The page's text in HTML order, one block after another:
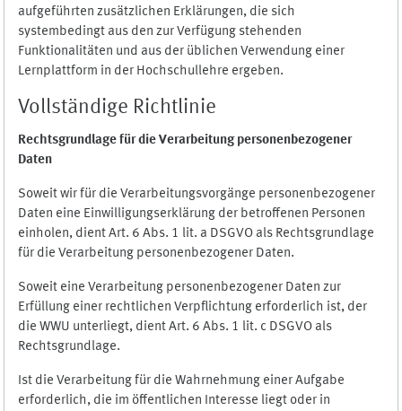
aufgeführten zusätzlichen Erklärungen, die sich
systembedingt aus den zur Verfügung stehenden
Funktionalitäten und aus der üblichen Verwendung einer
Lernplattform in der Hochschullehre ergeben.
Vollständige Richtlinie
Rechtsgrundlage für die Verarbeitung personenbezogener
Daten
Soweit wir für die Verarbeitungsvorgänge personenbezogener
Daten eine Einwilligungserklärung der betroffenen Personen
einholen, dient Art. 6 Abs. 1 lit. a DSGVO als Rechtsgrundlage
für die Verarbeitung personenbezogener Daten.
Soweit eine Verarbeitung personenbezogener Daten zur
Erfüllung einer rechtlichen Verpflichtung erforderlich ist, der
die WWU unterliegt, dient Art. 6 Abs. 1 lit. c DSGVO als
Rechtsgrundlage.
Ist die Verarbeitung für die Wahrnehmung einer Aufgabe
erforderlich, die im öffentlichen Interesse liegt oder in